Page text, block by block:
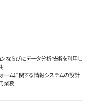
ンならびにデータ分析技術を利用し
ォームに関する情報システムの設計
業務